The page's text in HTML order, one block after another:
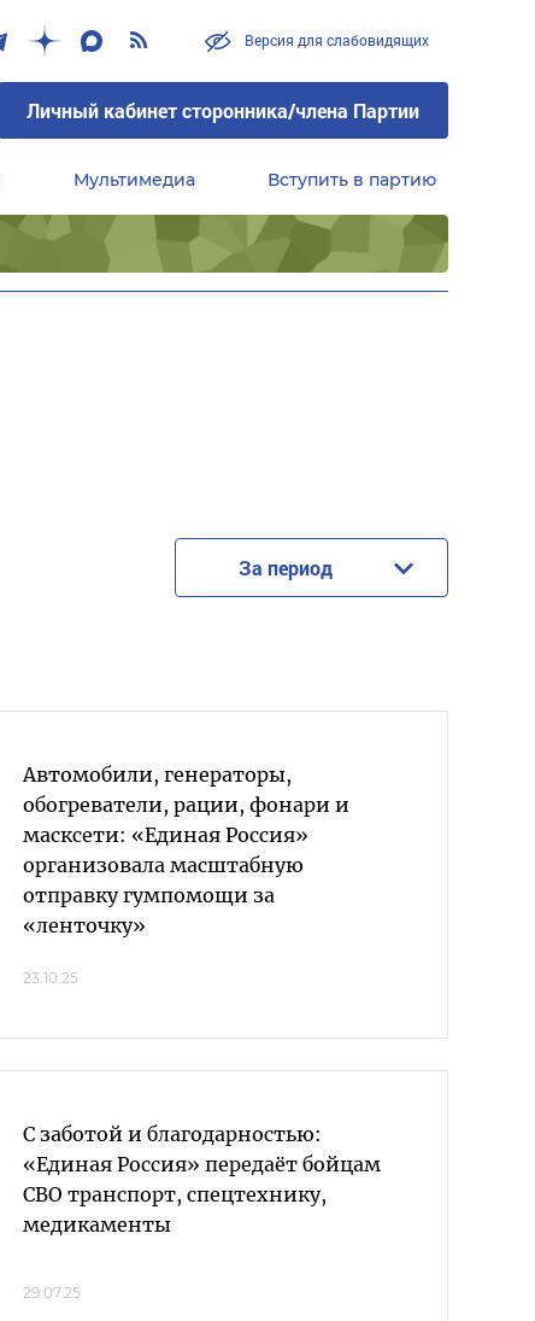
Версия для слабовидящих
Личный кабинет сторонника/члена Партии
Мультимедиа Вступить в партию
За период
Автомобили, генераторы,
обогреватели, рации, фонари и
масксети: «Единая Россия»
организовала масштабную
отправку гумпомощи за
«ленточку»
23.10.25
С заботой и благодарностью:
«Единая Россия» передаёт бойцам
СВО транспорт, спецтехнику,
медикаменты
29.07.25